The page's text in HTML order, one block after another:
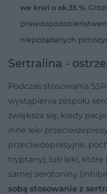
we krwi o ok.35 %.
niepożądanych
Sertralina -
Podczas stosowania
wystąpienia zespołu
zwiększa się, kiedy
inne leki
przeciwdepresyjne,
tryptany), lub leki, które
samej serotoniny
sobą stosowanie z